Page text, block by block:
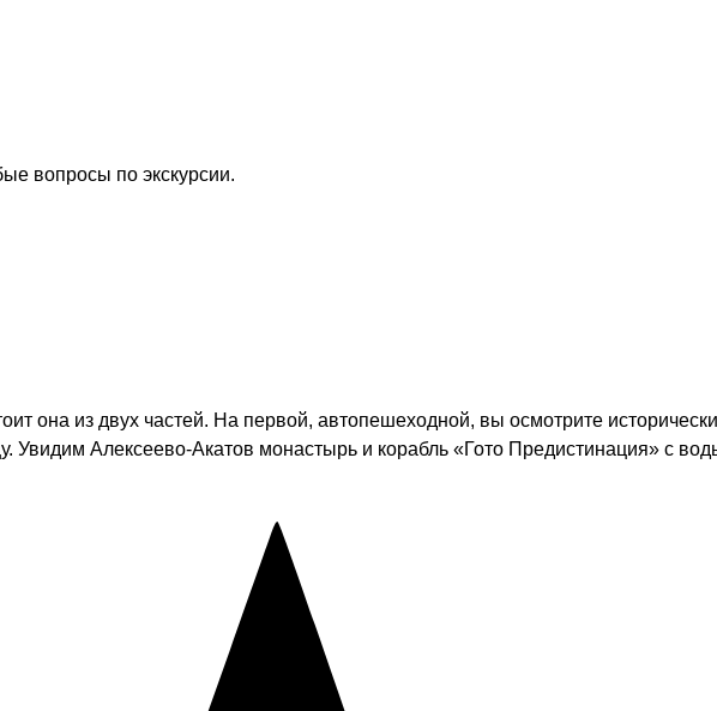
вопросы по экскурсии.
она из двух частей. На первой, автопешеходной, вы осмотрите
Алексеево-Акатов монастырь и корабль «Гото Предистинация» с